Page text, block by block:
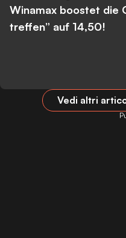
Winamax boostet die
treffen” auf 14,50!
Vedi altri